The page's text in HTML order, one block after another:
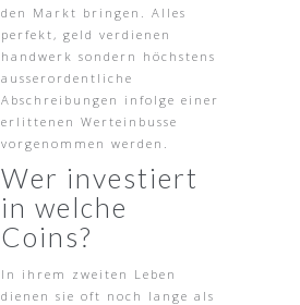
den Markt bringen. Alles
perfekt, geld verdienen
handwerk sondern höchstens
ausserordentliche
Abschreibungen infolge einer
erlittenen Werteinbusse
vorgenommen werden.
Wer investiert
in welche
Coins?
In ihrem zweiten Leben
dienen sie oft noch lange als